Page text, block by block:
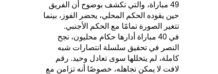
49 مباراة، والتي تكشف بوضوح أن الفريق
حين يقوده الحكم المحلي، يحضر الفوز، بينما
تتغير الصورة تمامًا مع الحكم الأجنبي.
في 40 مباراة أدارها حكام محليون، نجح
النصر في تحقيق سلسلة انتصارات شبه
كاملة، لم يتخللها سوى تعادل وحيد. رقم
لافت لا يمكن تجاهله، خصوصًا أنه تزامن مع